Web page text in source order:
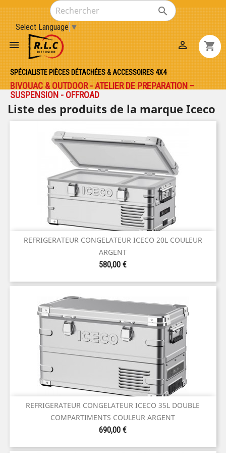

Select Language ▼
 shopping_cart

SPÉCIALISTE PIÈCES DÉTACHÉES & ACCESSOIRES 4X4
BIVOUAC & OUTDOOR - ATELIER DE PREPARATION –
SUSPENSION - OFFROAD
Liste des produits de la marque Iceco
REFRIGERATEUR CONGELATEUR ICECO 20L COULEUR
ARGENT
Prix
580,00 €
REFRIGERATEUR CONGELATEUR ICECO 35L DOUBLE
COMPARTIMENTS COULEUR ARGENT
Prix
690,00 €